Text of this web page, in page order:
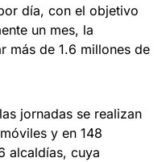
día, con el objetivo
un mes, la
más de 1.6 millones de
jornadas se realizan
y en 148
alcaldías, cuya